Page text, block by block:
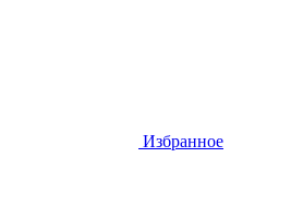
Избранное